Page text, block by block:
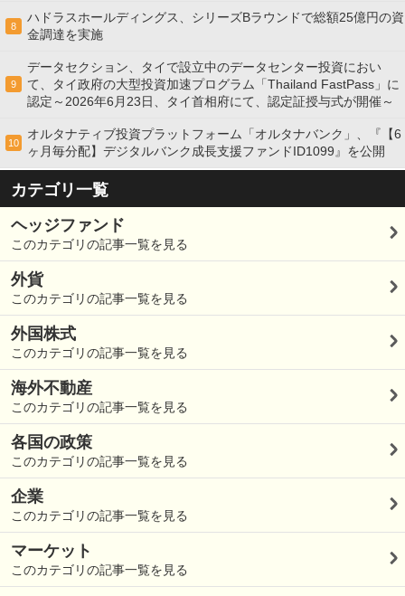
8
ハドラスホールディングス、シリーズBラウンドで総額25億円の資
金調達を実施
9
データセクション、タイで設立中のデータセンター投資におい
て、タイ政府の大型投資加速プログラム「Thailand FastPass」に
認定～2026年6月23日、タイ首相府にて、認定証授与式が開催～
10
オルタナティブ投資プラットフォーム「オルタナバンク」、『【6
ヶ月毎分配】デジタルバンク成長支援ファンドID1099』を公開
カテゴリ一覧
ヘッジファンド
このカテゴリの記事一覧を見る
外貨
このカテゴリの記事一覧を見る
外国株式
このカテゴリの記事一覧を見る
海外不動産
このカテゴリの記事一覧を見る
各国の政策
このカテゴリの記事一覧を見る
企業
このカテゴリの記事一覧を見る
マーケット
このカテゴリの記事一覧を見る